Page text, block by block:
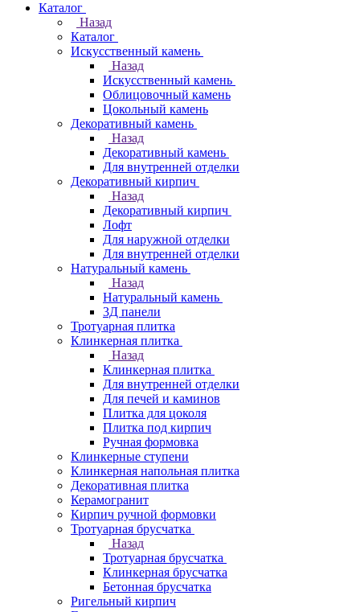
Каталог
Назад
Каталог
Искусственный камень
Назад
Искусственный камень
Облицовочный камень
Цокольный камень
Декоративный камень
Назад
Декоративный камень
Для внутренней отделки
Декоративный кирпич
Назад
Декоративный кирпич
Лофт
Для наружной отделки
Для внутренней отделки
Натуральный камень
Назад
Натуральный камень
3Д панели
Тротуарная плитка
Клинкерная плитка
Назад
Клинкерная плитка
Для внутренней отделки
Для печей и каминов
Плитка для цоколя
Плитка под кирпич
Ручная формовка
Клинкерные ступени
Клинкерная напольная плитка
Декоративная плитка
Керамогранит
Кирпич ручной формовки
Тротуарная брусчатка
Назад
Тротуарная брусчатка
Клинкерная брусчатка
Бетонная брусчатка
Ригельный кирпич